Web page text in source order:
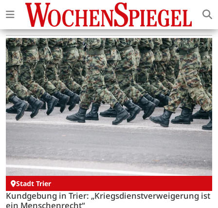
Stadt Trier
Kundgebung in Trier: „Kriegsdienstverweigerung ist
ein Menschenrecht“